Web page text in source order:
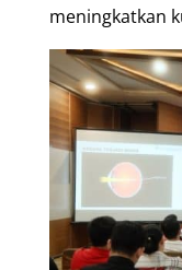
meningkatkan